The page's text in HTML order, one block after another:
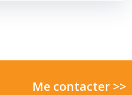
Me contacter >>